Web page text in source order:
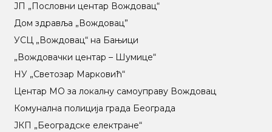
ЈП „Пословни центар Вождовац“
Дом здравља „Вождовац”
УСЦ „Вождовац“ на Бањици
„Вождовачки центар – Шумице“
НУ „Светозар Марковић“
Центар МO за локалну самоуправу Вождовац
Комунална полиција града Београда
ЈКП „Београдске електране“